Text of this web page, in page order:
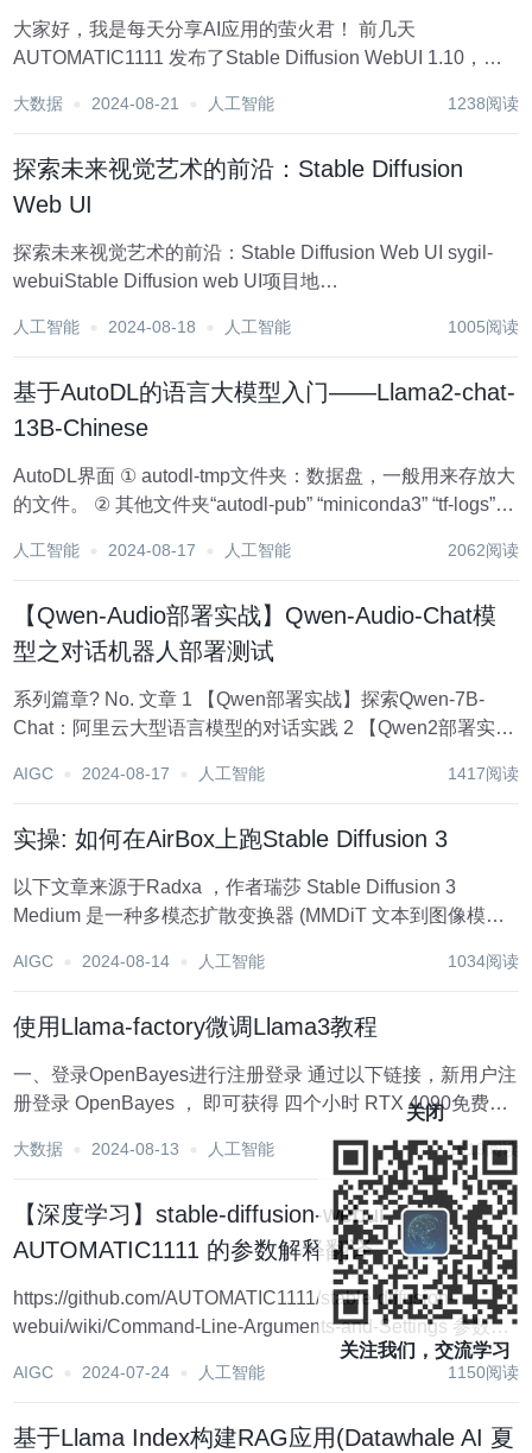
大家好，我是每天分享AI应用的萤火君！ 前几天
AUTOMATIC1111 发布了Stable Diffusion WebUI 1.10，我
同学可以去体验下，目前已经发布到了AutoDL，镜像地
大数据 2024-08-21 人工智能 1238阅读
探索未来视觉艺术的前沿：Stable Diffusion
Web UI
探索未来视觉艺术的前沿：Stable Diffusion Web UI sygil-
webuiStable Diffusion web UI项目地
人工智能 2024-08-18 人工智能 1005阅读
基于AutoDL的语言大模型入门——Llama2-chat-
13B-Chinese
AutoDL界面 ① autodl-tmp文件夹：数据盘，一般用来存放大
的文件。 ② 其他文件夹“autodl-pub” “miniconda3” “tf-logs”等
tensorboard的...
人工智能 2024-08-17 人工智能 2062阅读
【Qwen-Audio部署实战】Qwen-Audio-Chat模
型之对话机器人部署测试
系列篇章? No. 文章 1 【Qwen部署实战】探索Qwen-7B-
Chat：阿里云大型语言模型的对话实践 2 【Qwen2部署实
【Qwen2部署实战】探索Qw...
AIGC 2024-08-17 人工智能 1417阅读
实操: 如何在AirBox上跑Stable Diffusion 3
以下文章来源于Radxa ，作者瑞莎 Stable Diffusion 3
Medium 是一种多模态扩散变换器 (MMDiT 文本到图像模
显著提升的性能。 目前瑞莎团队使用 Stab...
AIGC 2024-08-14 人工智能 1034阅读
使用Llama-factory微调Llama3教程
一、登录OpenBayes进行注册登录 通过以下链接，新用户注
册登录 OpenBayes ， 即可获得 四个小时 RTX 4090免费使
接:https://openbayes.com/console/signup?r=zzl99_W...
大数据 2024-08-13 人工智能 1619阅读
【深度学习】stable-diffusion-webui
AUTOMATIC1111 的参数解释翻译
https://github.com/AUTOMATIC1111/stable-diffusion-
webui/wiki/Command-Line-Arguments-and-Settings 参数命
AIGC 2024-07-24 人工智能 1150阅读
基于Llama Index构建RAG应用(Datawhale AI 夏
关闭
关注我们，交流学习